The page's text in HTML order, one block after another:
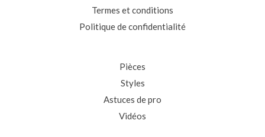
Termes et conditions
Politique de confidentialité
Pièces
Styles
Astuces de pro
Vidéos